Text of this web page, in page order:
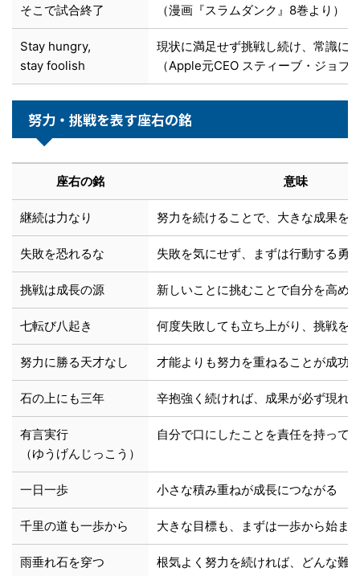
そこで試合終了
（漫画『スラムダンク』8巻より）
Stay hungry,
stay foolish
現状に満足せず挑戦し続け、常識に
（Apple元CEO スティーブ・ジョブ
努力・挑戦を表す座右の銘
座右の銘 意味
継続は力なり 努力を続けることで、大きな成果を
失敗を恐れるな 失敗を気にせず、まずは行動する勇
挑戦は成長の源 新しいことに挑むことで自分を高め
七転び八起き 何度失敗しても立ち上がり、挑戦を
努力に勝る天才なし 才能よりも努力を重ねることが成功
石の上にも三年 辛抱強く続ければ、成果が必ず現れ
有言実行
（ゆうげんじっこう）
自分で口にしたことを責任を持って
一日一歩 小さな積み重ねが成長につながる
千里の道も一歩から 大きな目標も、まずは一歩から始ま
雨垂れ石を穿つ 根気よく努力を続ければ、どんな難